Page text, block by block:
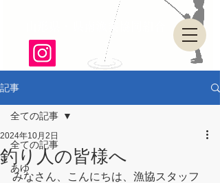
山形県・県南漁業協同組合
記事
全ての記事
あゆ
全ての記事
釣り人の皆様へ
2024年10月2日
みなさん、こんにちは、漁協スタッフ